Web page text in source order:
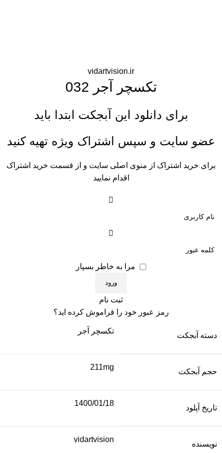
vidartvision.ir
تکسچر آجر 032
برای دانلود این آبجکت ابتدا باید
عضو سایت و سپس اشتراک ویژه تهیه کنید
برای خرید اشتراک از منوی اصلی سایت و از قسمت خرید اشتراک
اقدام نمایید
مرا به خاطر بسپار
ثبت نام
رمز عبور خود را فراموش کرده اید؟
دسته آبجکت
تکسچر آجر
حجم آبجکت
211mg
تاریخ آپلود
1400/01/18
نویسنده
vidartvision